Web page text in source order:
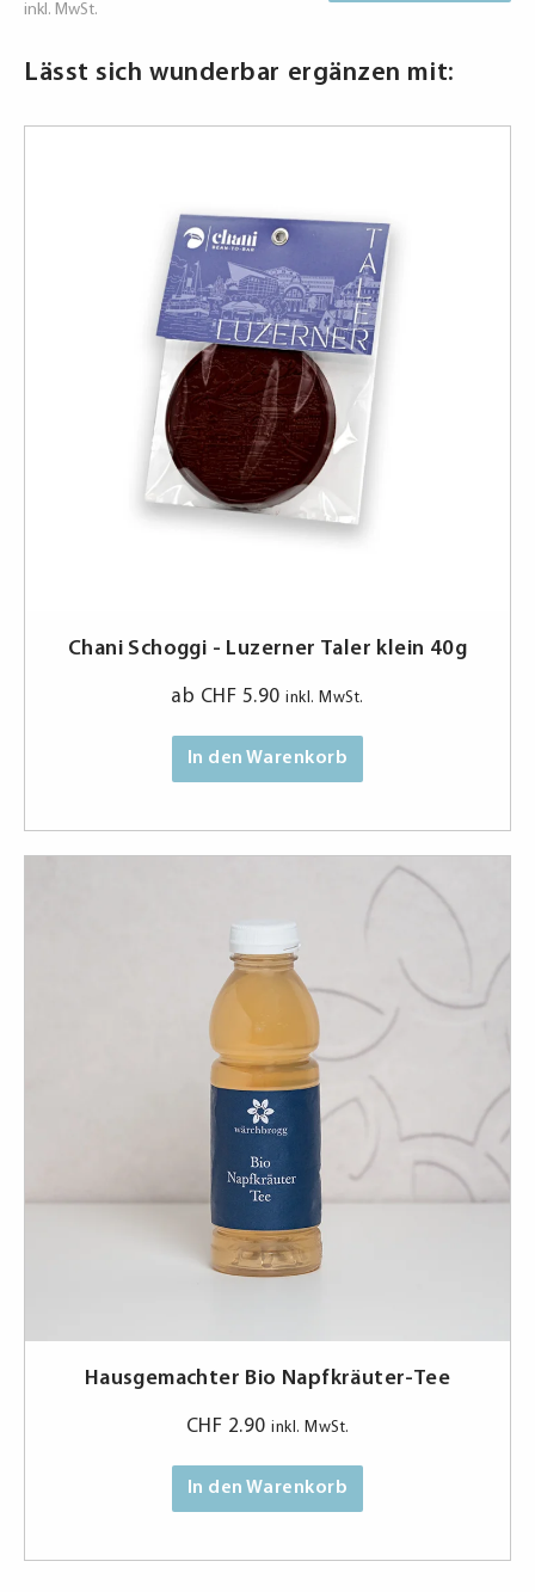
Menge
inkl. MwSt.
Lässt sich wunderbar ergänzen mit:
Chani Schoggi - Luzerner Taler klein 40g
ab CHF 5.90 inkl. MwSt.
In den Warenkorb
Hausgemachter Bio Napfkräuter-Tee
CHF 2.90 inkl. MwSt.
In den Warenkorb